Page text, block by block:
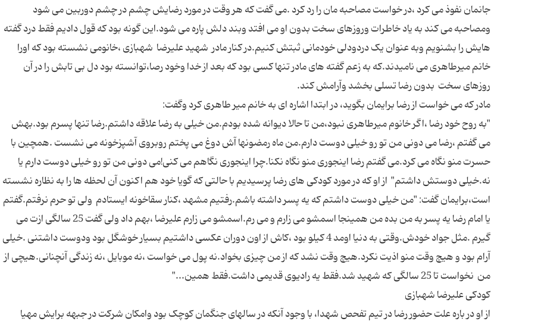
جانمان نفوذ می کرد ،در خواست مصاحبه مان را رد کرد .می گفت که هر وقت در مورد رضایش چشم در چشم دوربین می شود
ومصاحبه می کند به یاد خاطرات وروزهای سخت بدون او می افتد وبند دلش پاره می شود.این گونه بود که قول دادیم فقط درد گفته
هایش را بشنویم وبه عنوان یک دردودلی خودمانی ثبتش کنیم.در کنار مادر شهید علیرضا شهبازی ،خانومی نشسته بود که اورا
خانم میرطاهری می نامیدند.که به زعم گفته های مادر تنها کسی بود که بعد از خدا وخود رصا،توانسته بود دل بی تابش را در آن
"به روح خود رضا ،اگر خانوم میرطاهری نبود،من تا حالا دیوانه شده بودم.من خیلی به رضا علاقه داشتم.رضا تنها پسرم بود.بهش
می گفتم ،رضا می دونی من تو رو خیلی دوست دارم.من ماه رمضونها آش دوغ می پختم روبروی آشپزخونه می نشست .همچین با
حسرت منو نگاه می کرد.می گفتم رضا اینجوری منو نگاه نکنا.چرا اینجوری نگاهم می کنی!می دونی من تو رو خیلی دوست دارم یا
نه.خیلی دوستش داشتم" از او که در مورد کودکی های رضا پرسیدیم با حالتی که گویا خود هم اکنون آن لحظه ها را به نظاره نشسته
است،برایمان گفت: "من خیلی دوست داشتم که یه پسر داشته باشم.رفتیم مشهد ،کنار سقاخونه ایستادم ولی تو حرم نرفتم.گفتم
یا امام رضا یه پسر به من بده من همینجا اسمشو می زارم و می رم.اسمشو می زارم علیرضا ،بهم داد ولی گفت 25 سالگی ازت می
گیرم .مثل جواد خودش.وقتی به دنیا اومد 4 کیلو بود ،کاش از اون دوران عکسی داشتیم بسیار خوشگل بود ودوست داشتنی .خیلی
آرام بود و هیچ وقت منو اذیت نکرد.هیچ وقت نشد که از من چیزی بخواد.نه پول می خواست ،نه موبایل ،نه زندگی آنچنانی.هیچی از
از او در باره علت حضور رضا در تیم تفحص شهدا، با وجود آنکه در سالهای جنگمان کوچک بود وامکان شرکت در جبهه برایش مهیا